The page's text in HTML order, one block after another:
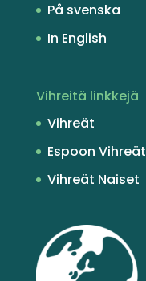
På svenska
In English
Vihreitä linkkejä
Vihreät
Espoon Vihreät
Vihreät Naiset